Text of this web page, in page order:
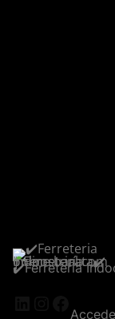
✔️Ferreteria
LinkedIn
Instagram